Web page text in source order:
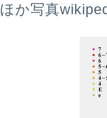
ほか写真